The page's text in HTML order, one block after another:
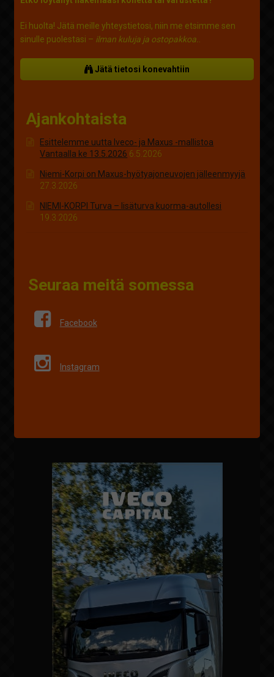
Ei huolta! Jätä meille yhteystietosi, niin me etsimme sen
sinulle puolestasi – ilman kuluja ja ostopakkoa.
Jätä tietosi konevahtiin
Ajankohtaista
Esittelemme uutta Iveco- ja Maxus -mallistoa
Vantaalla ke 13.5.2026 6.5.2026
Niemi-Korpi on Maxus-hyötyajoneuvojen jälleenmyyjä
27.3.2026
NIEMI-KORPI Turva – lisäturva kuorma-autollesi
19.3.2026
Seuraa meitä somessa
Facebook
Instagram